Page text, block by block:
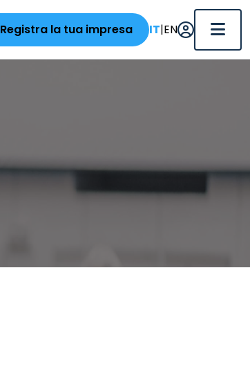
Registra la tua impresa IT|EN